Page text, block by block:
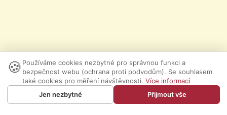
🍪 Používáme cookies nezbytné pro správnou funkci a
bezpečnost webu (ochrana proti podvodům). Se souhlasem
také cookies pro měření návštěvnosti. Více informací
Jen nezbytné
Přijmout vše